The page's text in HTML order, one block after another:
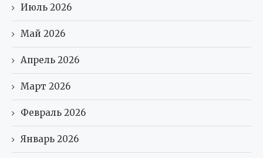
Июль 2026
Май 2026
Апрель 2026
Март 2026
Февраль 2026
Январь 2026